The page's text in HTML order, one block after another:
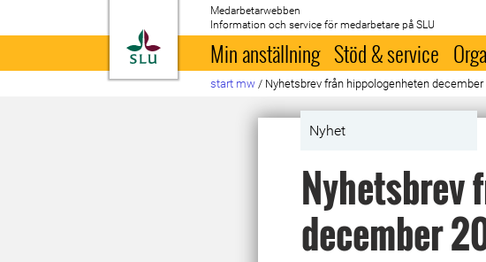
Till startsida
Medarbetarwebben
Information och service för medarbetare på SLU
Min anställning Stöd & service
start mw / Nyhetsbrev från hippologenheten december
Nyhet
Nyhetsbrev
december